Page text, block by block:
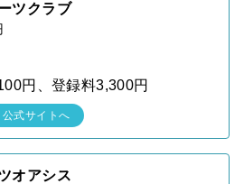
ツクラブ
円、登録料3,300円
公式サイトへ
オアシス